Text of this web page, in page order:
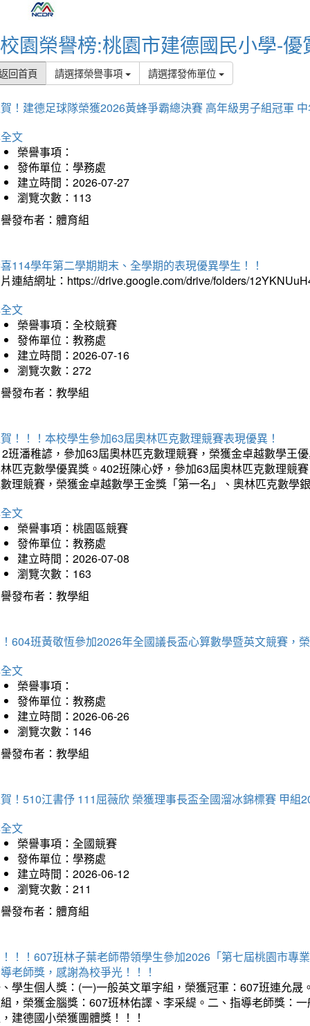
校園榮譽榜:桃園市建德國民小學-優
回首頁 請選擇榮譽事項 請選擇發佈單位
！建德足球隊榮獲2026黃蜂爭霸總決賽 高年級男子組冠軍
文
榮譽事項：
發佈單位：學務處
建立時間：2026-07-27
瀏覽次數：113
發布者：體育組
114學年第二學期期末、全學期的表現優異學生！！
連結網址：https://drive.google.com/drive/folders/
文
榮譽事項：全校競賽
發佈單位：教務處
建立時間：2026-07-16
瀏覽次數：272
發布者：教學組
！！！本校學生參加63屆奧林匹克數理競賽表現優異！
班潘稚諺，參加63屆奧林匹克數理競賽，榮獲金卓越數學王
匹克數學優異獎。402班陳心妤，參加63屆奧林匹克數理競
理競賽，榮獲金卓越數學王金獎「第一名」、奧林匹克數學
文
榮譽事項：桃園區競賽
發佈單位：教務處
建立時間：2026-07-08
瀏覽次數：163
發布者：教學組
604班黃敬恆參加2026年全國議長盃心算數學暨英文競賽，
文
榮譽事項：
發佈單位：教務處
建立時間：2026-06-26
瀏覽次數：146
發布者：教學組
！510江書伃 111屈薇欣 榮獲理事長盃全國溜冰錦標賽 甲組
文
榮譽事項：全國競賽
發佈單位：學務處
建立時間：2026-06-12
瀏覽次數：211
發布者：體育組
！！607班林子葉老師帶領學生參加2026「第七屆桃園市專
老師獎，感謝為校爭光！！！
學生個人獎：(一)一般英文單字組，榮獲冠軍：607班連允
，榮獲金腦獎：607班林佑譯、李采緹。二、指導老師獎：
建德國小榮獲團體獎！！！